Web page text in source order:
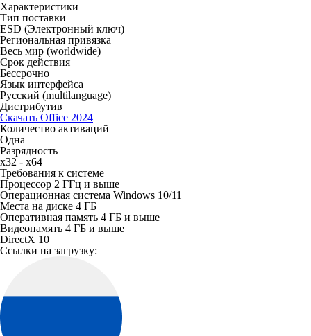
Характеристики
Тип поставки
ESD (Электронный ключ)
Региональная привязка
Весь мир (worldwide)
Срок действия
Бессрочно
Язык интерфейса
Русский (multilanguage)
Дистрибутив
Скачать Office 2024
Количество активаций
Одна
Разрядность
x32 - x64
Требования к системе
Процессор 2 ГГц и выше
Операционная система Windows 10/11
Места на диске 4 ГБ
Оперативная память 4 ГБ и выше
Видеопамять 4 ГБ и выше
DirectX 10
Ссылки на загрузку: